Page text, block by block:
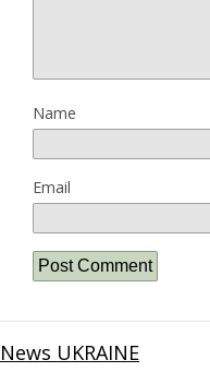
Name
Email
News UKRAINE